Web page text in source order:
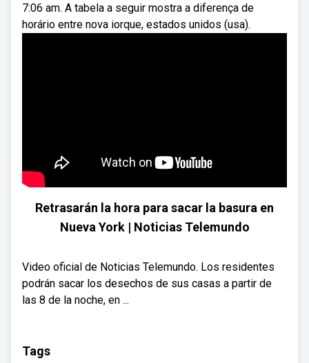
7:06 am. A tabela a seguir mostra a diferença de
horário entre nova iorque, estados unidos (usa).
Retrasarán la hora para sacar la basura en
Nueva York | Noticias Telemundo
Video oficial de Noticias Telemundo. Los residentes
podrán sacar los desechos de sus casas a partir de
las 8 de la noche, en ...
Tags